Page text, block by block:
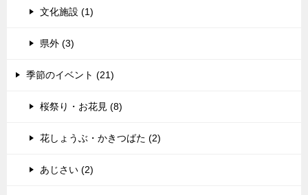
文化施設 (1)
県外 (3)
季節のイベント (21)
桜祭り・お花見 (8)
花しょうぶ・かきつばた (2)
あじさい (2)